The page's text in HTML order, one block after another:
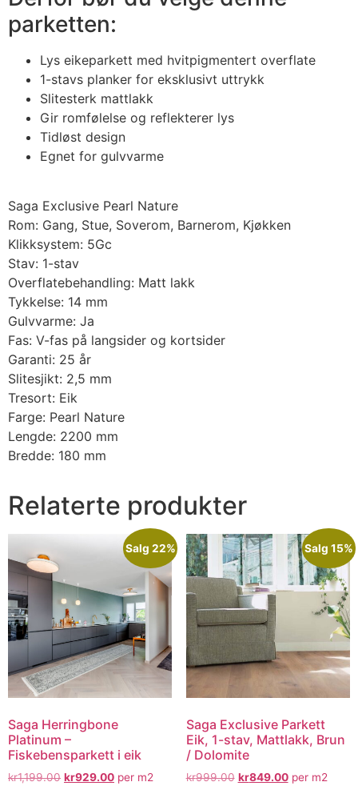
parketten:
Lys eikeparkett med hvitpigmentert overflate
1-stavs planker for eksklusivt uttrykk
Slitesterk mattlakk
Gir romfølelse og reflekterer lys
Tidløst design
Egnet for gulvvarme
Saga Exclusive Pearl Nature
Rom: Gang, Stue, Soverom, Barnerom, Kjøkken
Klikksystem: 5Gc
Stav: 1-stav
Overflatebehandling: Matt lakk
Tykkelse: 14 mm
Gulvvarme: Ja
Fas: V-fas på langsider og kortsider
Garanti: 25 år
Slitesjikt: 2,5 mm
Tresort: Eik
Farge: Pearl Nature
Lengde: 2200 mm
Bredde: 180 mm
Relaterte produkter
Salg 22%
Saga Herringbone
Platinum –
Fiskebensparkett i eik
kr1,199.00 kr929.00 per m2
Salg 15%
Saga Exclusive Parkett
Eik, 1-stav, Mattlakk, Brun
/ Dolomite
kr999.00 kr849.00per m2